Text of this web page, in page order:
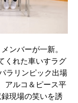
ンバーが一新。
くれた車いすラグ
ラリンピック出場
アルコ＆ピース平
現場の笑いを誘